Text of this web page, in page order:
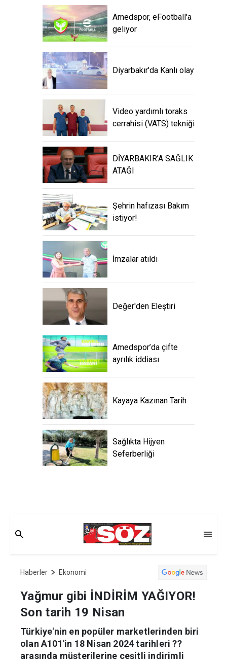
Amedspor, eFootball'a
geliyor
Diyarbakır'da Kanlı olay
Video yardımlı toraks
cerrahisi (VATS) tekniği
DİYARBAKIR’A SAĞLIK
ATAĞI
Şehrin hafızası Bakım
istiyor!
İmzalar atıldı
Değer'den Eleştiri
Amedspor’da çifte
ayrılık iddiası
Kayaya Kazınan Tarih
Sağlıkta Hijyen
Seferberliği
Yağmur gibi İNDİRİM YAĞIYOR!
Son tarih 19 Nisan
Türkiye'nin en popüler marketlerinden biri
olan A101'in 18 Nisan 2024 tarihleri ??